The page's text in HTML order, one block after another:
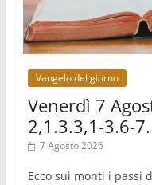
inizia con
07.08.2026
Uruguay, il
Papa dono
Vangelo del giorno
Venerdì 7
2,1.3.3,1-3.6-7.
7 Agosto 2026
Ecco sui monti i passi